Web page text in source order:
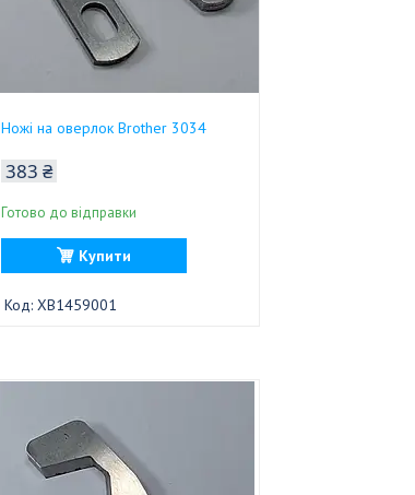
Ножі на оверлок Brother 3034
383 ₴
Готово до відправки
Купити
XB1459001